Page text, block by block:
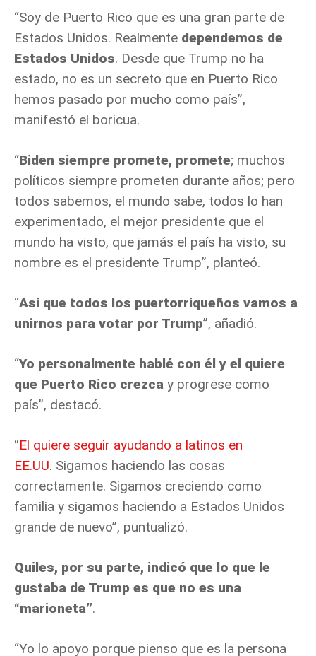
“Soy de Puerto Rico que es una gran parte de
Estados Unidos. Realmente dependemos de
Estados Unidos. Desde que Trump no ha
estado, no es un secreto que en Puerto Rico
hemos pasado por mucho como país”,
manifestó el boricua.
“Biden siempre promete, promete; muchos
políticos siempre prometen durante años; pero
todos sabemos, el mundo sabe, todos lo han
experimentado, el mejor presidente que el
mundo ha visto, que jamás el país ha visto, su
nombre es el presidente Trump”, planteó.
“Así que todos los puertorriqueños vamos a
unirnos para votar por Trump”, añadió.
“Yo personalmente hablé con él y el quiere
que Puerto Rico crezca y progrese como
país”, destacó.
“El quiere seguir ayudando a latinos en
EE.UU. Sigamos haciendo las cosas
correctamente. Sigamos creciendo como
familia y sigamos haciendo a Estados Unidos
grande de nuevo”, puntualizó.
Quiles, por su parte, indicó que lo que le
gustaba de Trump es que no es una
“marioneta”.
“Yo lo apoyo porque pienso que es la persona